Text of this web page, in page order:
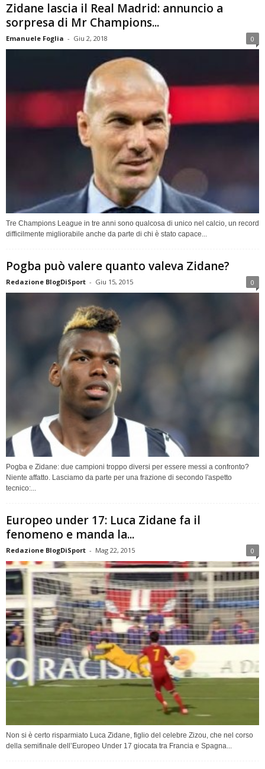
Zidane lascia il Real Madrid: annuncio a
sorpresa di Mr Champions...
Emanuele Foglia - Giu 2, 2018 0
Tre Champions League in tre anni sono qualcosa di unico nel calcio, un record
difficilmente migliorabile anche da parte di chi è stato capace...
Pogba può valere quanto valeva Zidane?
Redazione BlogDiSport - Giu 15, 2015 0
Pogba e Zidane: due campioni troppo diversi per essere messi a confronto?
Niente affatto. Lasciamo da parte per una frazione di secondo l'aspetto
tecnico:...
Europeo under 17: Luca Zidane fa il
fenomeno e manda la...
Redazione BlogDiSport - Mag 22, 2015 0
Non si è certo risparmiato Luca Zidane, figlio del celebre Zizou, che nel corso
della semifinale dell’Europeo Under 17 giocata tra Francia e Spagna...